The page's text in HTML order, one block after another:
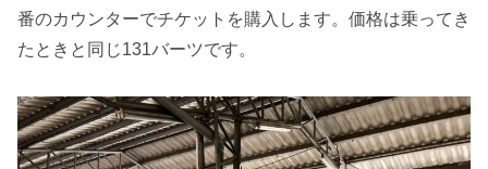
番のカウンターでチケットを購入します。価格は乗ってき
たときと同じ131バーツです。